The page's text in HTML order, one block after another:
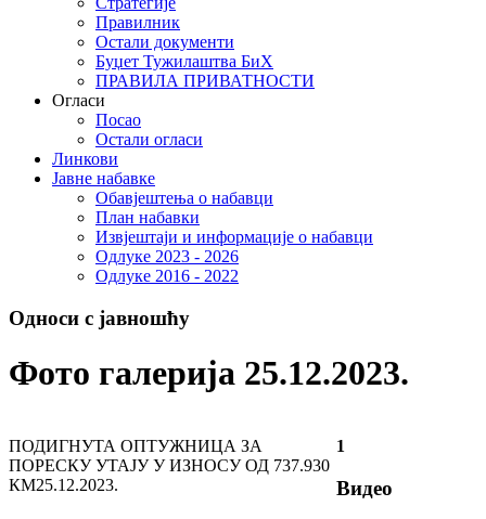
Правилник
Остали документи
Буџет Тужилаштва БиХ
ПРАВИЛА ПРИВАТНОСТИ
Огласи
Посао
Остали огласи
Линкови
Јавне набавке
Обавјештења о набавци
План набавки
Извјештаји и информације о набавци
Одлуке 2023 - 2026
Одлуке 2016 - 2022
Односи с јавношћу
Фото галерија 25.12.2023.
ПОДИГНУТА ОПТУЖНИЦА ЗА
ПОРЕСКУ УТАЈУ У ИЗНОСУ ОД 737.930
КМ25.12.2023.
1
Видео